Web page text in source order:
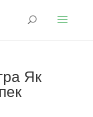
Як